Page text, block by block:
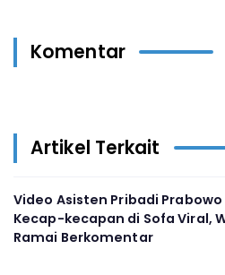
Komentar
Artikel Terkait
Video Asisten Pribadi
Kecap-kecapan di Sofa Viral,
Ramai Berkomentar